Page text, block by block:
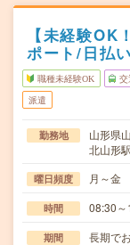
【未経験OK
ポート/日払
職種未経験OK 交
派遣
勤務地
山形県
北山形
曜日頻度 月～金
時間 08:30
期間 長期で